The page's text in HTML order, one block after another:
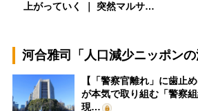
上がっていく ｜ 突然マルサ…
河合雅司「人口減少ニッポンの
【「警察官離れ」に歯止
が本気で取り組む「警察
現…